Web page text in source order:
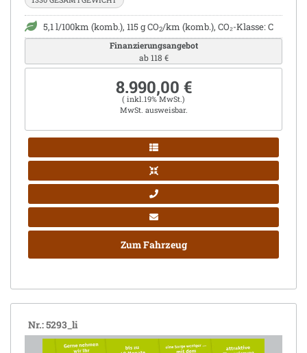
5,1 l/100km (komb.), 115 g CO2/km (komb.), CO₂-Klasse: C
Finanzierungsangebot
ab 118 €
8.990,00 €
( inkl.19% MwSt.)
MwSt. ausweisbar.
Zum Fahrzeug
Nr.: 5293_li